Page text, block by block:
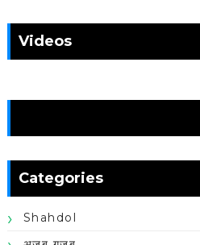
Videos
Categories
Shahdol